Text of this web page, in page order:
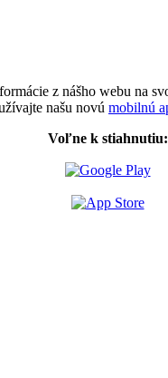
z nášho webu na
našu novú mobilnú
Voľne k stiahnutiu: